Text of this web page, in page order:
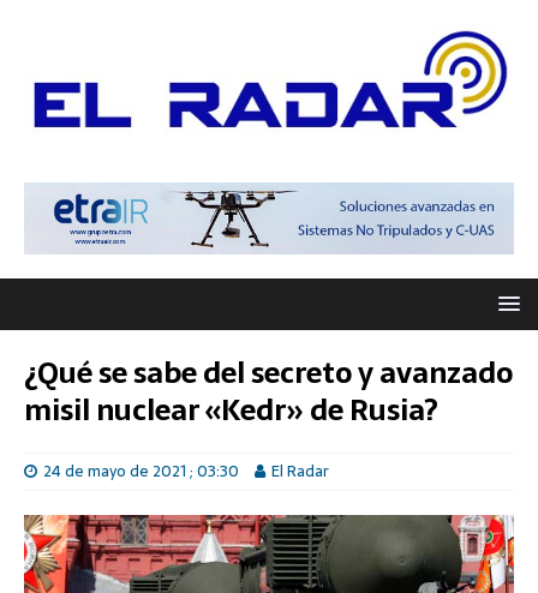
¿Qué se sabe del secreto y avanzado
misil nuclear «Kedr» de Rusia?
24 de mayo de 2021 ; 03:30 El Radar